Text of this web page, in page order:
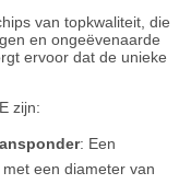
van topkwaliteit, die
en ongeëvenaarde
ervoor dat de unieke
zijn:
: Een
een diameter van